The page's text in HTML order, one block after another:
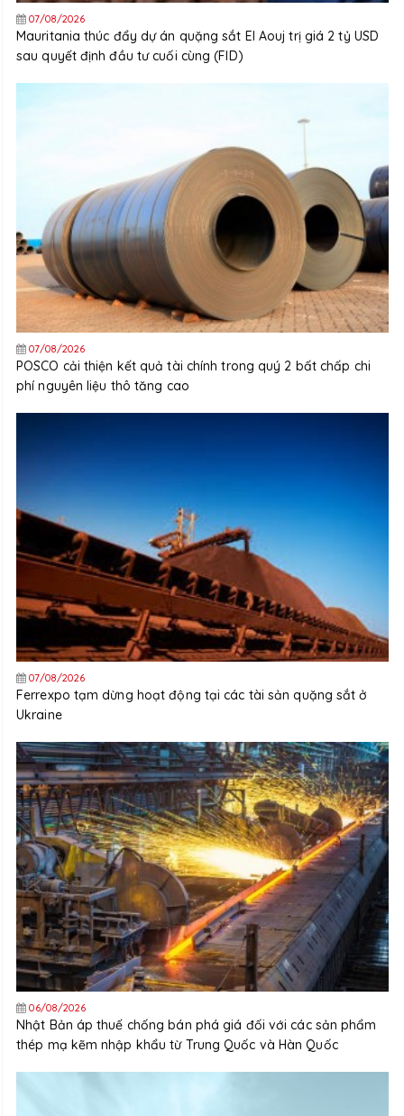
07/08/2026
Mauritania thúc đẩy dự án quặng sắt El Aouj trị giá 2 tỷ USD
sau quyết định đầu tư cuối cùng (FID)
07/08/2026
POSCO cải thiện kết quả tài chính trong quý 2 bất chấp chi
phí nguyên liệu thô tăng cao
07/08/2026
Ferrexpo tạm dừng hoạt động tại các tài sản quặng sắt ở
Ukraine
06/08/2026
Nhật Bản áp thuế chống bán phá giá đối với các sản phẩm
thép mạ kẽm nhập khẩu từ Trung Quốc và Hàn Quốc